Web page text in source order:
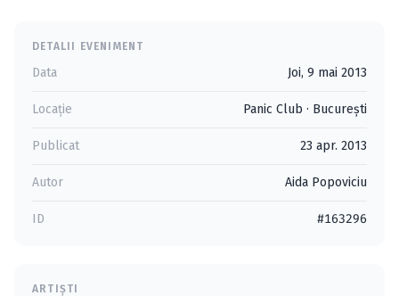
DETALII EVENIMENT
Data Joi, 9 mai 2013
Locație Panic Club · Bucureşti
Publicat 23 apr. 2013
Autor Aida Popoviciu
ID #163296
ARTIȘTI